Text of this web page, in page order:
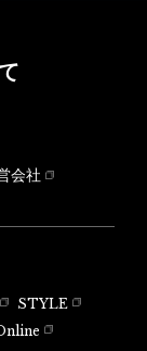
会社
STYLE